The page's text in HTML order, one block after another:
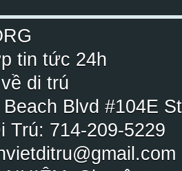
tin tức 24h
di trú
Blvd #104E
Trú: 714-209-5229